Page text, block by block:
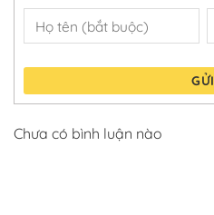
GỬI
Chưa có bình luận nào